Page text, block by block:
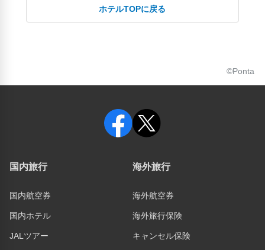
ホテルTOPに戻る
©Ponta
国内旅行
国内航空券
国内ホテル
JALツアー
海外旅行
海外航空券
海外旅行保険
キャンセル保険